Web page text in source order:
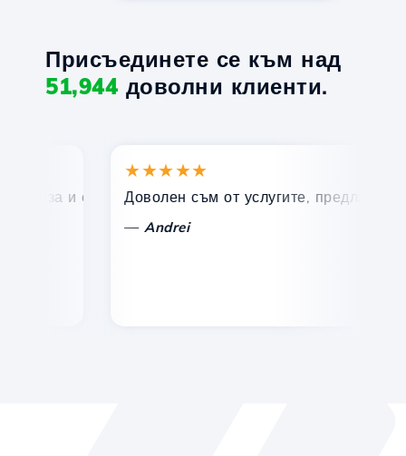
Присъединете се към над
51,944доволни клиенти.
и ефективна техническа поддръжка.
★★★★★
Доволен съм от услугите, предлагани от
Andrei